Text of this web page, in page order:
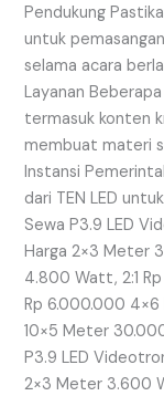
Pendukung
untuk
selama acara
Layanan
termasuk konten
membuat materi
Instansi
dari TEN LED
Sewa P3.9 LED
Harga 2×3 Meter
4.800 Watt, 2:1
Rp 6.000.000
10×5 Meter
P3.9 LED
2×3 Meter 3.600